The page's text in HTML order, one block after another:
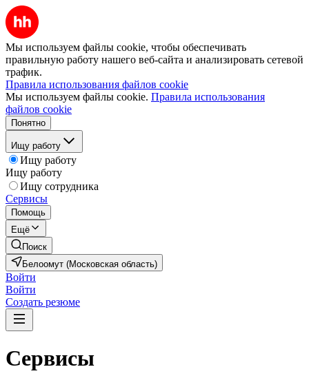
Мы используем файлы cookie, чтобы обеспечивать
правильную работу нашего веб-сайта и анализировать сетевой
трафик.
Правила использования файлов cookie
Мы используем файлы cookie. Правила использования
файлов cookie
Понятно
Ищу работу
Ищу работу
Ищу работу
Ищу сотрудника
Сервисы
Помощь
Ещё
Поиск
Белоомут (Московская область)
Войти
Войти
Создать резюме
Сервисы